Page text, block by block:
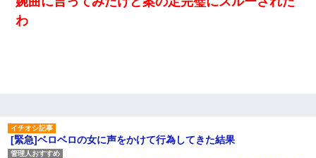
わ
[緊急]ベロベロの女に声をかけて行為してきた結果